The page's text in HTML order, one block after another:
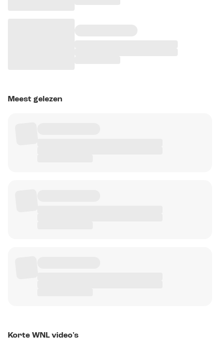
Meest gelezen
Korte WNL video's